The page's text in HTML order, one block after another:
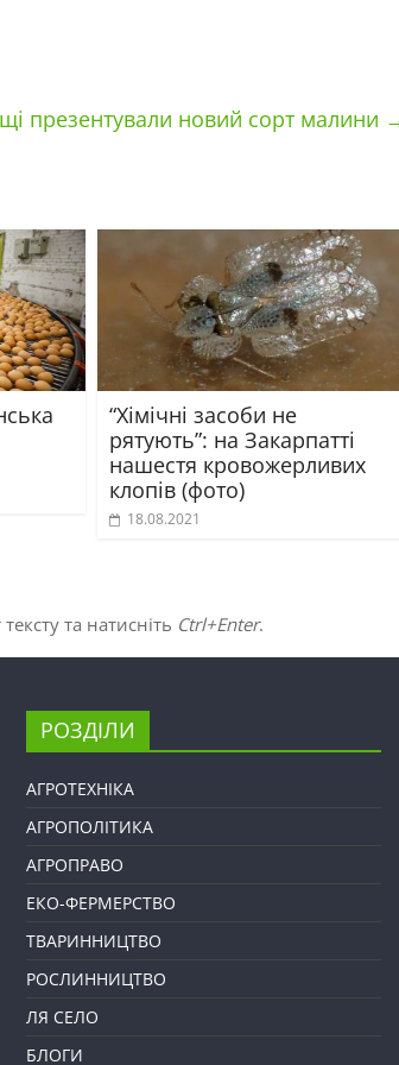
презентували новий сорт малини
“Хімічні засоби не
рятують”: на Закарпатті
нашестя кровожерливих
клопів (фото)
18.08.2021
та натисніть Ctrl+Enter.
РОЗДІЛИ
АГРОТЕХНІКА
АГРОПОЛІТИКА
АГРОПРАВО
ЕКО-ФЕРМЕРСТВО
ТВАРИННИЦТВО
РОСЛИННИЦТВО
ЛЯ СЕЛО
БЛОГИ